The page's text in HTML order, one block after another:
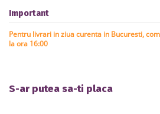
Important
Pentru livrari in ziua curenta in Bucuresti,
la ora 16:00
S-ar putea sa-ti placa